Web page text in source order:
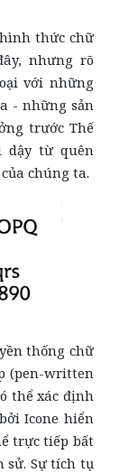
thức chữ
nhưng rõ
với những
- những sản
trước Thế
dậy từ quên
chúng ta.
thống chữ
(pen-written
thể xác định
Icone hiển
trực tiếp bất
sử. Sự tích tụ